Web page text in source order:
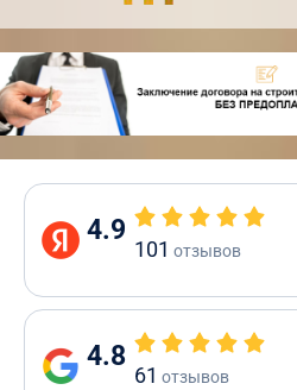
4.9
101 отзывов
4.8
61 отзывов